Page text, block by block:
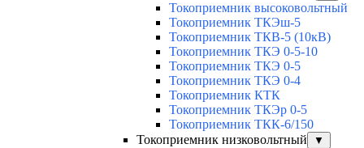
Токоприемник высоковольтный
Токоприемник ТКЭш-5
Токоприемник ТКВ-5 (10кВ)
Токоприемник ТКЭ 0-5-10
Токоприемник ТКЭ 0-5
Токоприемник ТКЭ 0-4
Токоприемник КТК
Токоприемник ТКЭр 0-5
Токоприемник ТКК-6/150
Токоприемник низковольтный
▼